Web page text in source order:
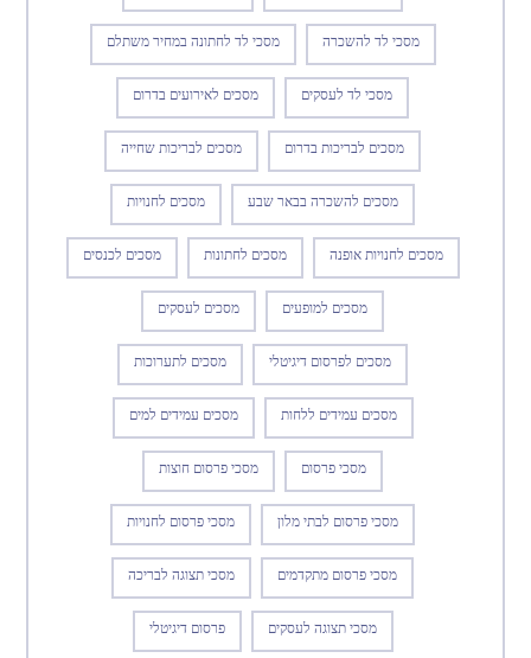
מסכי לד להשכרה מסכי לד לחתונה במחיר משתלם
מסכי לד לעסקים מסכים לאירועים בדרום
מסכים לבריכות בדרום מסכים לבריכות שחייה
מסכים להשכרה בבאר שבע מסכים לחנויות
מסכים לחנויות אופנה מסכים לחתונות מסכים לכנסים
מסכים למופעים מסכים לעסקים
מסכים לפרסום דיגיטלי מסכים לתערוכות
מסכים עמידים ללחות מסכים עמידים למים
מסכי פרסום מסכי פרסום חוצות
מסכי פרסום לבתי מלון מסכי פרסום לחנויות
מסכי פרסום מתקדמים מסכי תצוגה לבריכה
מסכי תצוגה לעסקים פרסום דיגיטלי